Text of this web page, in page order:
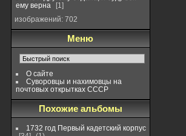
ему верна
1
изображений: 702
Меню
О сайте
Суворовцы и нахимовцы на
почтовых открытках СССР
Похожие альбомы
1732 год Первый кадетский корпус